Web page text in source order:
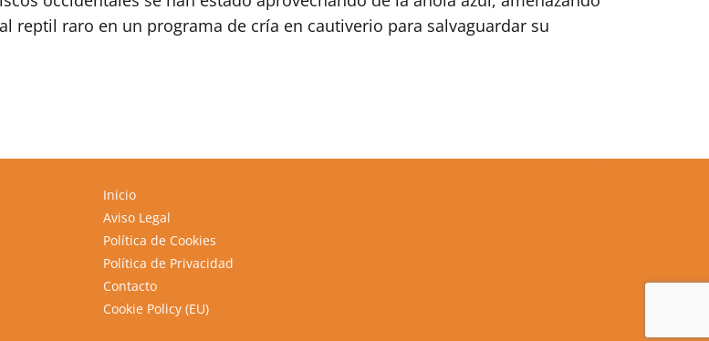
reptil raro en un programa de cría en cautiverio para salvaguardar su
Inicio
Aviso Legal
Política de Cookies
Política de Privacidad
Contacto
Cookie Policy (EU)